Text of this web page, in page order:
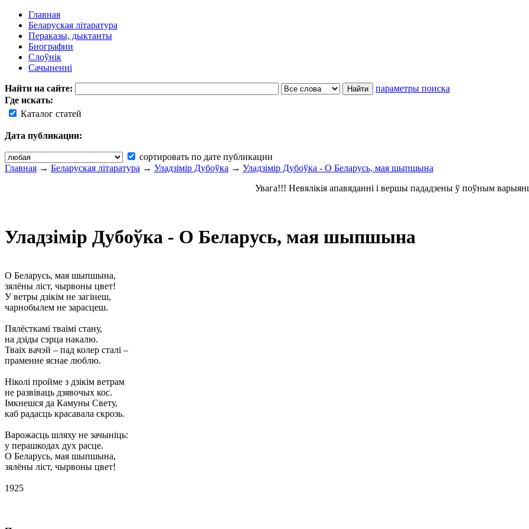
Главная
Беларуская літаратура
Пераказы, дыктанты
Биографии
Слоўнік
Сачыненні
Найти на сайте:
параметры поиска
Где искать:
Каталог статей
Дата публикации:
сортировать по дате публикации
Главная → Беларуская літаратура → Уладзімір Дубоўка → Уладзімір Дубоўка - О Беларусь, мая шыпшына
Увага!!! Невялікія апавяданні і вершы пададзены ў поўным
Уладзімір Дубоўка - О Беларусь, мая шыпшына
О Беларусь, мая шыпшына,
зялёны ліст, чырвоны цвет!
У ветры дзікім не загінеш,
чарнобылем не зарасцеш.
Пялёсткамі тваімі стану,
на дзіды сэрца накалю.
Тваіх вачэй – пад колер сталі –
праменне яснае люблю.
Ніколі пройме з дзікім ветрам
не развіваць дзявочых кос.
Імкнешся да Камуны Свету,
каб радасць красавала скрозь.
Варожасць шляху не зачыніць:
у перашкодах дух расце.
О Беларусь, мая шыпшына,
зялёны ліст, чырвоны цвет!
1925